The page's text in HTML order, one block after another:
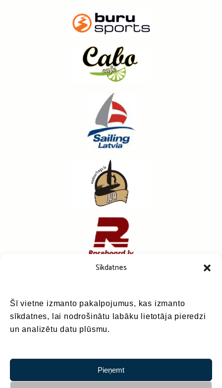
Sīkdatnes
Šī vietne izmanto pakalpojumus, kas izmanto
sīkdatnes, lai nodrošinātu labāku lietotāja pieredzi
un analizētu datu plūsmu.
Pieņemt